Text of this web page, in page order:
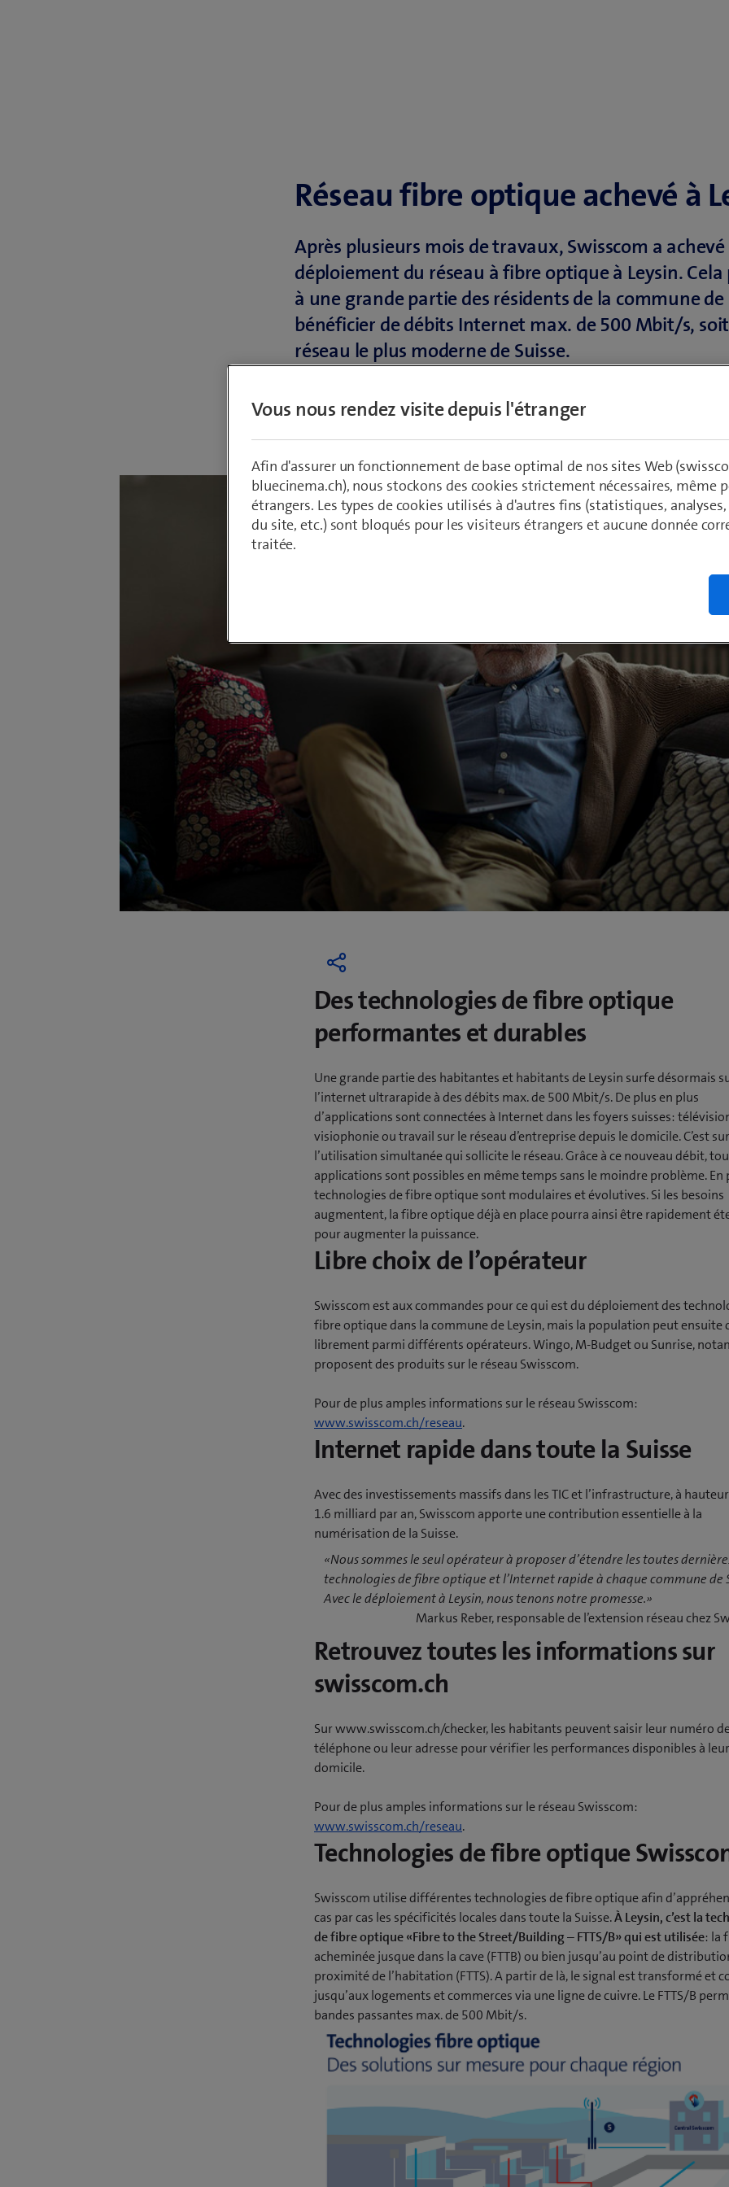
Réseau fibre optique achevé à
Après plusieurs mois de travaux, Swisscom a achevé
déploiement du réseau à fibre optique à Leysin.
à une grande partie des résidents de la commune de
bénéficier de débits Internet max. de 500 Mbit/s,
réseau le plus moderne de Suisse.
ParArmin Schädeli
Des technologies de fibre optique
performantes et durables
Une grande partie des habitantes et habitants de Leysin surfe désormais
l’internet ultrarapide à des débits max. de 500 Mbit/s. De plus en plus
d’applications sont connectées à Internet dans les foyers suisses:
visiophonie ou travail sur le réseau d’entreprise depuis le domicile. C’est
l’utilisation simultanée qui sollicite le réseau. Grâce à ce nouveau débit,
applications sont possibles en même temps sans le moindre problème. En
technologies de fibre optique sont modulaires et évolutives. Si les besoins
augmentent, la fibre optique déjà en place pourra ainsi être rapidement
pour augmenter la puissance.
Libre choix de l’opérateur
Swisscom est aux commandes pour ce qui est du déploiement des
fibre optique dans la commune de Leysin, mais la population peut ensuite
librement parmi différents opérateurs. Wingo, M-Budget ou Sunrise,
proposent des produits sur le réseau Swisscom.
Pour de plus amples informations sur le réseau Swisscom:
www.swisscom.ch/reseau.
Internet rapide dans toute la Suisse
Avec des investissements massifs dans les TIC et l’infrastructure, à hauteur
1.6 milliard par an, Swisscom apporte une contribution essentielle à la
numérisation de la Suisse.
«Nous sommes le seul opérateur à proposer d’étendre les toutes
technologies de fibre optique et l’Internet rapide à chaque commune de
Avec le déploiement à Leysin, nous tenons notre promesse.»
Markus Reber, responsable de l’extension réseau chez
Retrouvez toutes les informations sur
swisscom.ch
Sur www.swisscom.ch/checker, les habitants peuvent saisir leur numéro
téléphone ou leur adresse pour vérifier les performances disponibles à leur
domicile.
Pour de plus amples informations sur le réseau Swisscom:
www.swisscom.ch/reseau.
Technologies de fibre optique
Swisscom utilise différentes technologies de fibre optique afin
cas par cas les spécificités locales dans toute la Suisse.À Leysin, c’est la
de fibre optique «Fibre to the Street/Building – FTTS/B» qui est utilisée: la
acheminée jusque dans la cave (FTTB) ou bien jusqu’au point de
proximité de l’habitation (FTTS). A partir de là, le signal est transformé et
jusqu’aux logements et commerces via une ligne de cuivre. Le FTTS/B
bandes passantes max. de 500 Mbit/s.
Vous nous rendez visite depuis l'étranger
Afin d'assurer un fonctionnement de base optimal de nos sites Web
bluecinema.ch), nous stockons des cookies strictement nécessaires, même
étrangers. Les types de cookies utilisés à d'autres fins (statistiques,
du site, etc.) sont bloqués pour les visiteurs étrangers et aucune donnée
traitée.